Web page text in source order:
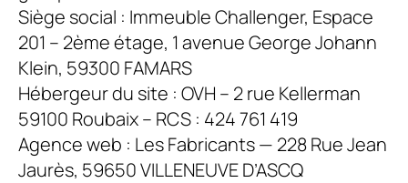
Siège social : Immeuble Challenger, Espace
201 – 2ème étage, 1 avenue George Johann
Klein, 59300 FAMARS
Hébergeur du site : OVH – 2 rue Kellerman
59100 Roubaix – RCS : 424 761 419
Agence web : Les Fabricants — 228 Rue Jean
Jaurès, 59650 VILLENEUVE D’ASCQ